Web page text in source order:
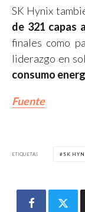
SK Hynix
de 321 capas
finales como
liderazgo en
consumo
Fuente
ETIQUETAS SK